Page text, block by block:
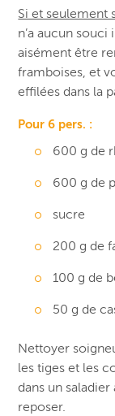
Si et seulement
n’a aucun
aisément être
framboises, et
effilées dans la
Pour 6 pers. :
600 g de
600 g de
sucre
200 g de
100 g de
50 g de
Nettoyer
les tiges et les
dans un
reposer.